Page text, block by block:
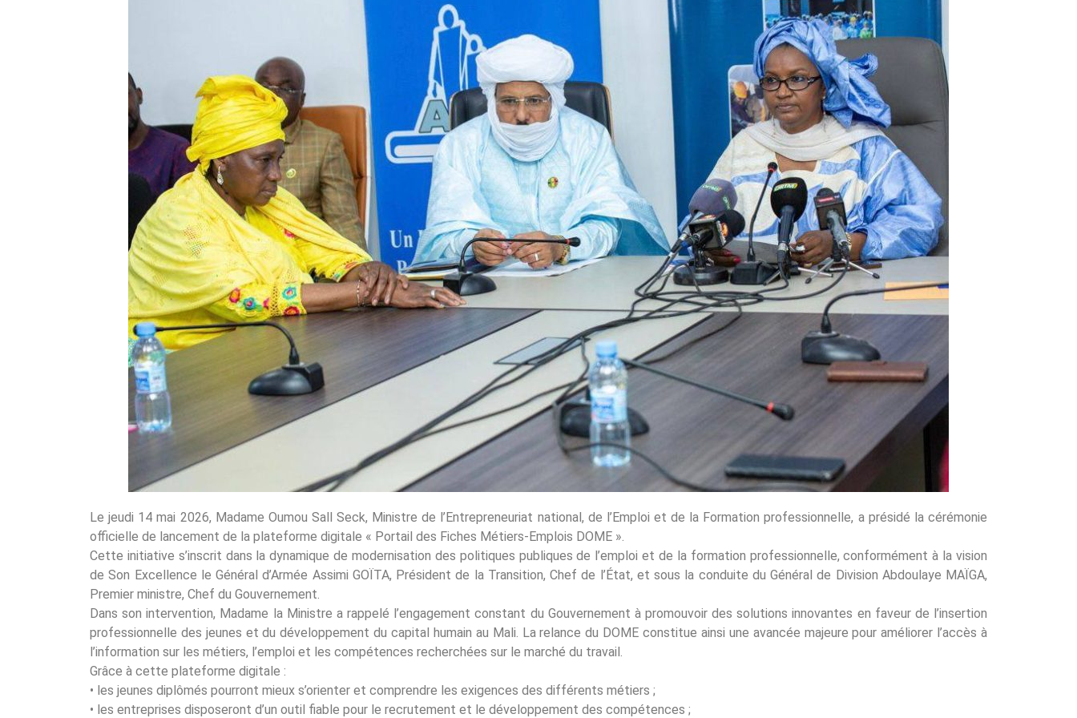
Le jeudi 14 mai 2026, Madame Oumou Sall Seck, Ministre de l’Entrepreneuriat national, de l’Emploi et de la Formation professionnelle, a présidé la cérémonie
officielle de lancement de la plateforme digitale « Portail des Fiches Métiers-Emplois DOME ».
Cette initiative s’inscrit dans la dynamique de modernisation des politiques publiques de l’emploi et de la formation professionnelle, conformément à la vision
de Son Excellence le Général d’Armée Assimi GOÏTA, Président de la Transition, Chef de l’État, et sous la conduite du Général de Division Abdoulaye MAÏGA,
Premier ministre, Chef du Gouvernement.
Dans son intervention, Madame la Ministre a rappelé l’engagement constant du Gouvernement à promouvoir des solutions innovantes en faveur de l’insertion
professionnelle des jeunes et du développement du capital humain au Mali. La relance du DOME constitue ainsi une avancée majeure pour améliorer l’accès à
l’information sur les métiers, l’emploi et les compétences recherchées sur le marché du travail.
Grâce à cette plateforme digitale :
• les jeunes diplômés pourront mieux s’orienter et comprendre les exigences des différents métiers ;
• les entreprises disposeront d’un outil fiable pour le recrutement et le développement des compétences ;